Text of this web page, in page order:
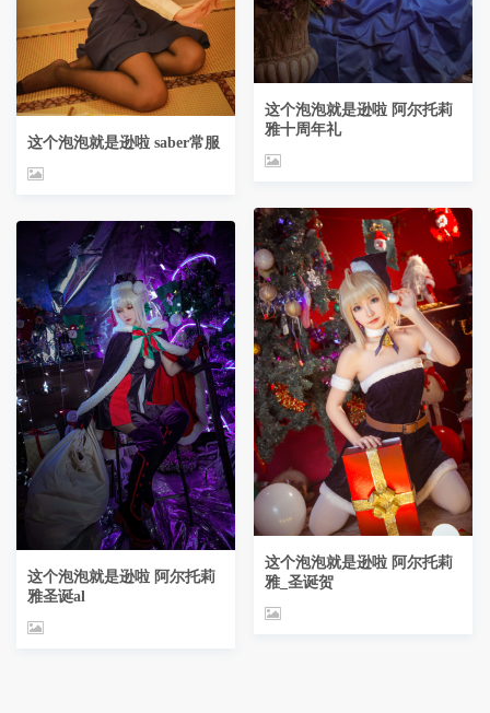
这个泡泡就是逊啦 saber常服
这个泡泡就是逊啦 阿尔托莉
雅圣诞al
这个泡泡就是逊啦 阿尔托莉
雅十周年礼
这个泡泡就是逊啦 阿尔托莉
雅_圣诞贺